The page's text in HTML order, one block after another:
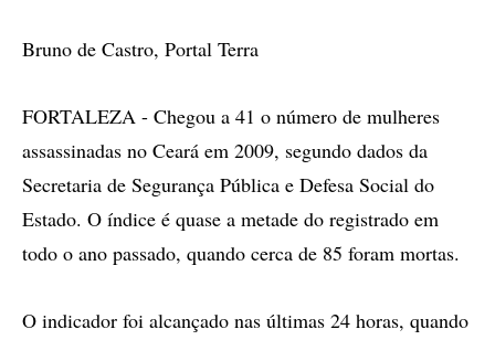
Bruno de Castro, Portal Terra
FORTALEZA - Chegou a 41 o número de mulheres
assassinadas no Ceará em 2009, segundo dados da
Secretaria de Segurança Pública e Defesa Social do
Estado. O índice é quase a metade do registrado em
todo o ano passado, quando cerca de 85 foram mortas.
O indicador foi alcançado nas últimas 24 horas, quando